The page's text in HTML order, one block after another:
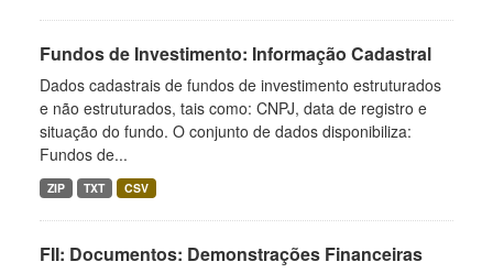
Fundos de Investimento: Informação Cadastral
Dados cadastrais de fundos de investimento estruturados
e não estruturados, tais como: CNPJ, data de registro e
situação do fundo. O conjunto de dados disponibiliza:
Fundos de...
ZIP TXT CSV
FII: Documentos: Demonstrações Financeiras